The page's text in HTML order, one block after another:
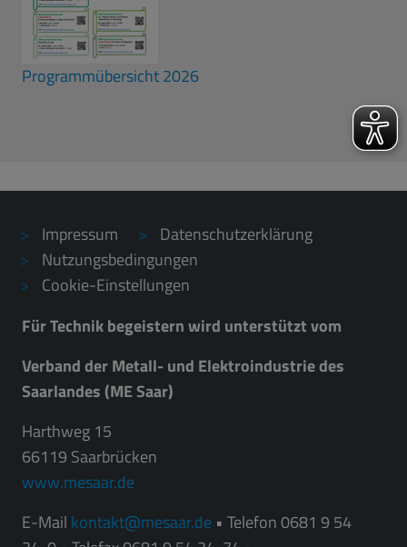
Programmübersicht 2026
Impressum
Datenschutzerklärung
Nutzungsbedingungen
Cookie-Einstellungen
Für Technik begeistern wird unterstützt vom
Verband der Metall- und Elektroindustrie des
Saarlandes (ME Saar)
Harthweg 15
66119 Saarbrücken
www.mesaar.de
E-Mail kontakt mesaar.de • Telefon 0681 9 54